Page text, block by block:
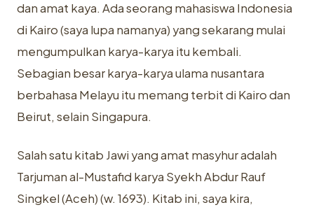
dan amat kaya. Ada seorang mahasiswa Indonesia
di Kairo (saya lupa namanya) yang sekarang mulai
mengumpulkan karya-karya itu kembali.
Sebagian besar karya-karya ulama nusantara
berbahasa Melayu itu memang terbit di Kairo dan
Beirut, selain Singapura.
Salah satu kitab Jawi yang amat masyhur adalah
Tarjuman al-Mustafid karya Syekh Abdur Rauf
Singkel (Aceh) (w. 1693). Kitab ini, saya kira,